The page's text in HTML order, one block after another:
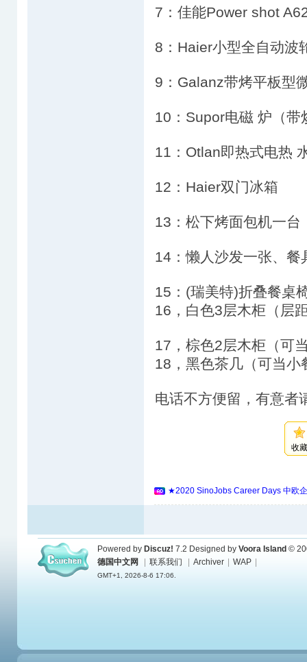
7：佳能Power shot
8：Haier小型全自动波
9：Galanz带烤平板型
10：Supor电磁 炉（带
11：Otlan即热式电热
12：Haier双门冰箱
13：松下烤面包机一台
14：懒人沙发一张、餐
15：(瑞美特)折叠餐桌
16，白色3层木柜（层
17，棕色2层木柜（可
18，黑色茶几（可当
电话不方便留，有意者
收
★2020 SinoJobs Career Days 中欧
Powered by Discuz! 7.2 Designed by Voora Island ©
德国中文网
联系我们 Archiver WAP
GMT+1, 2026-8-6 17:06.